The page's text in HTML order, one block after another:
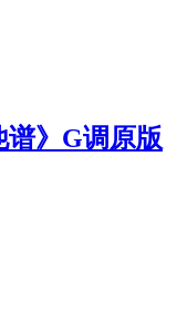
谱》G调原版